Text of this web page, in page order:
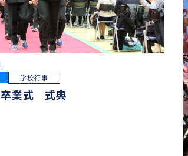
学校行事
卒業式 式典